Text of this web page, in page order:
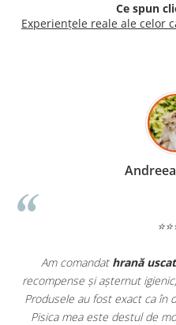
Ce spun
Experiențele reale ale celor
Apreciez foarte mult
doar hrană, ci și
antiparazitare,
comod să pot comanda